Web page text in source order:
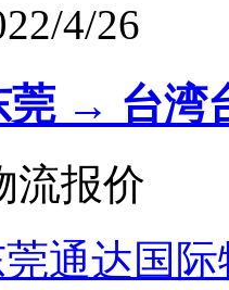
4/26
莞 → 台湾
流报价
通达国